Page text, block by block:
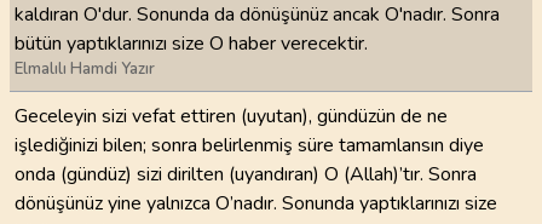
kaldıran O'dur. Sonunda da dönüşünüz ancak O'nadır. Sonra
bütün yaptıklarınızı size O haber verecektir.
Elmalılı Hamdi Yazır
Geceleyin sizi vefat ettiren (uyutan), gündüzün de ne
işlediğinizi bilen; sonra belirlenmiş süre tamamlansın diye
onda (gündüz) sizi dirilten (uyandıran) O (Allah)’tır. Sonra
dönüşünüz yine yalnızca O’nadır. Sonunda yaptıklarınızı size